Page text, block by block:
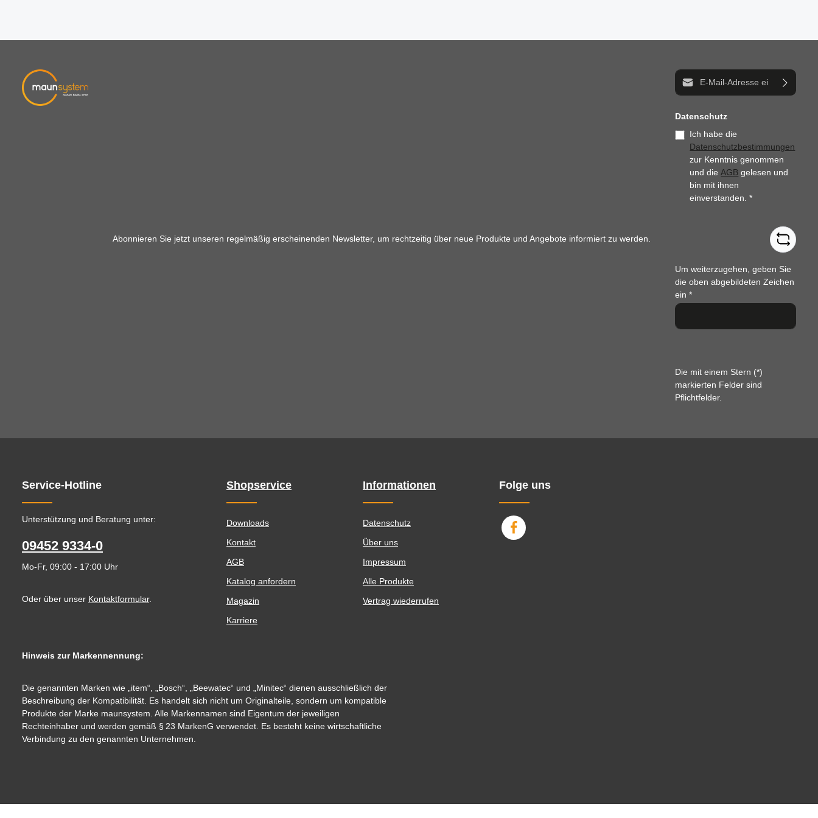
Abonnieren Sie jetzt unseren regelmäßig erscheinenden Newsletter, um rechtzeitig über neue Produkte und Angebote informiert zu werden.
E-Mail-Adresse*
Datenschutz
Ich habe die
Datenschutzbestimmungen
zur Kenntnis genommen
und dieAGB gelesen und
bin mit ihnen
einverstanden.*
Um weiterzugehen, geben Sie
die oben abgebildeten Zeichen
ein*
Die mit einem Stern (*)
markierten Felder sind
Pflichtfelder.
Service-Hotline
Unterstützung und Beratung unter:
09452 9334-0
Mo-Fr, 09:00 - 17:00 Uhr
Oder über unser Kontaktformular.
Shopservice
Downloads
Kontakt
AGB
Katalog anfordern
Magazin
Karriere
Informationen
Datenschutz
Über uns
Impressum
Alle Produkte
Vertrag wiederrufen
Folge uns
Hinweis zur Markennennung:
Die genannten Marken wie „item“, „Bosch“, „Beewatec“ und „Minitec“ dienen ausschließlich der
Beschreibung der Kompatibilität. Es handelt sich nicht um Originalteile, sondern um kompatible
Produkte der Marke maunsystem. Alle Markennamen sind Eigentum der jeweiligen
Rechteinhaber und werden gemäß § 23 MarkenG verwendet. Es besteht keine wirtschaftliche
Verbindung zu den genannten Unternehmen.